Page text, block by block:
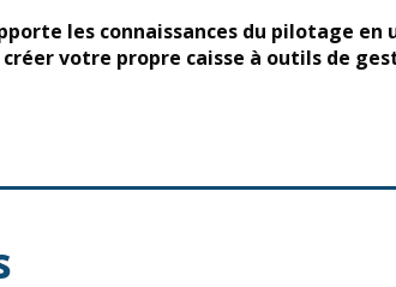
les connaissances du pilotage
votre propre caisse à outils de